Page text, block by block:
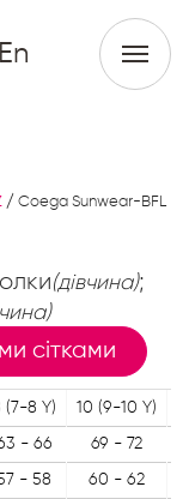
En
/ Coega Sunwear-BFL
(дівчина);
сітками
(7-8 Y) 10 (9-10 Y)
- 66 69 - 72
- 58 60 - 62